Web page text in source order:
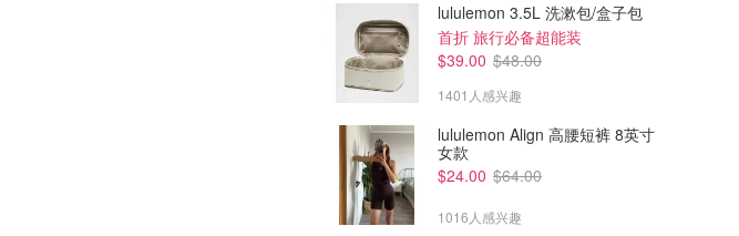
lululemon 3.5L 洗漱包/盒子包
首折 旅行必备超能装
$39.00 $48.00
1401人感兴趣
lululemon Align 高腰短裤 8英寸
女款
$24.00 $64.00
1016人感兴趣